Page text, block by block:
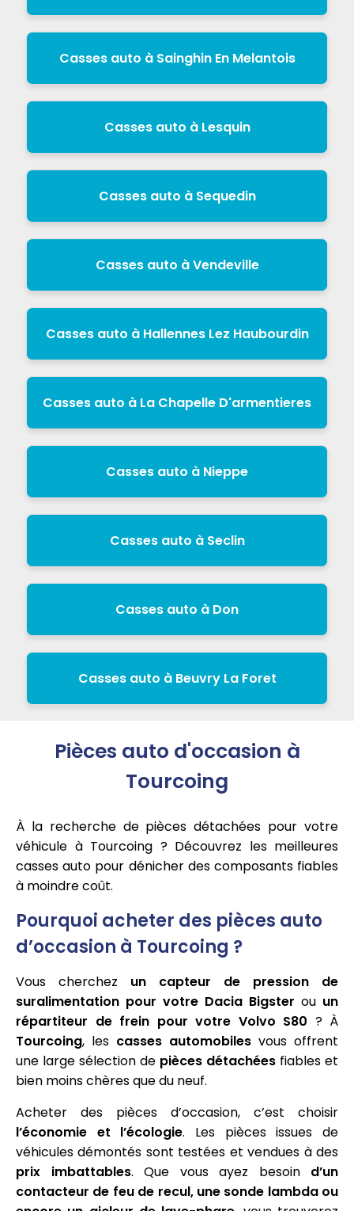
Casses auto à Sainghin En Melantois
Casses auto à Lesquin
Casses auto à Sequedin
Casses auto à Vendeville
Casses auto à Hallennes Lez Haubourdin
Casses auto à La Chapelle D'armentieres
Casses auto à Nieppe
Casses auto à Seclin
Casses auto à Don
Casses auto à Beuvry La Foret
Pièces auto d'occasion à
Tourcoing
À la recherche de pièces détachées pour votre
véhicule à Tourcoing ? Découvrez les meilleures
casses auto pour dénicher des composants fiables
à moindre coût.
Pourquoi acheter des pièces auto
d’occasion à Tourcoing ?
Vous cherchez un capteur de pression de
suralimentation pour votre Dacia Bigster ou un
répartiteur de frein pour votre Volvo S80 ? À
Tourcoing, les casses automobiles vous offrent
une large sélection de pièces détachées fiables et
bien moins chères que du neuf.
Acheter des pièces d’occasion, c’est choisir
l’économie et l’écologie. Les pièces issues de
véhicules démontés sont testées et vendues à des
prix imbattables. Que vous ayez besoin d’un
contacteur de feu de recul, une sonde lambda ou